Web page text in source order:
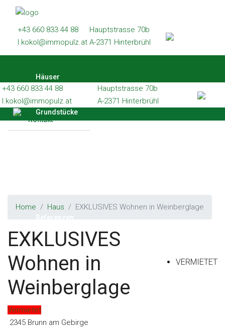
Häuser
Wohnungen
Gewerbe
Referenzen
Kontakt
+43 660 833 44 88
l.kokol@immopulz.at
Hauptstrasse 70b
A-2371 Hinterbrühl
Häuser
Grundstücke
+43 660 833 44 88
l.kokol@immopulz.at
Hauptstrasse 70b
A-2371 Hinterbrühl
Home Haus EXKLUSIVES Wohnen in Weinberglage
EXKLUSIVES
Wohnen in
Weinberglage
VERMIETET
Vermietet
2345 Brunn am Gebirge